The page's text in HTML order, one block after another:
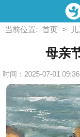
当前位置: 首页 >
母亲
时间：2025-07-01